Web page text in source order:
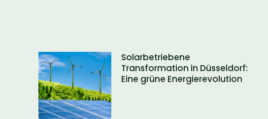
Solarbetriebene
Transformation in Düsseldorf:
Eine grüne Energierevolution